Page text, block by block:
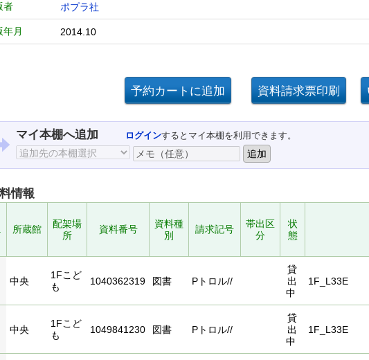
者 ポプラ社
年月 2014.10
マイ本棚へ追加 ログインするとマイ本棚を利用できます。
情報
所蔵館
配架場
所
資料番号
資料種
別
請求記号
帯出区
分
状
態
中央
1Fこど
も
1040362319 図書 Pトロル//
貸
出
中
1F_L33E
中央
1Fこど
も
1049841230 図書 Pトロル//
貸
出
中
1F_L33E